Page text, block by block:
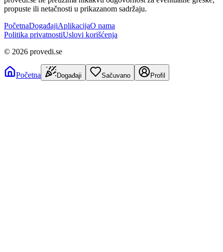
propuste ili netačnosti u prikazanom sadržaju.
PočetnaDogađajiAplikacijaO nama
Politika privatnostiUslovi korišćenja
© 2026 provedi.se
Početna Događaji Sačuvano Profil